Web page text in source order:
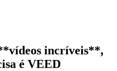
incríveis**,
é VEED